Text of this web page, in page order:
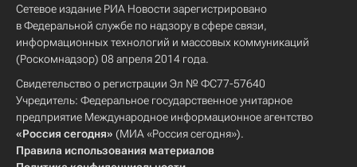
Сетевое издание РИА Новости зарегистрировано
в Федеральной службе по надзору в сфере связи,
информационных технологий и массовых коммуникаций
(Роскомнадзор) 08 апреля 2014 года.
Свидетельство о регистрации Эл № ФС77-57640
Учредитель: Федеральное государственное унитарное
предприятие Международное информационное агентство
«Россия сегодня» (МИА «Россия сегодня»).
Правила использования материалов